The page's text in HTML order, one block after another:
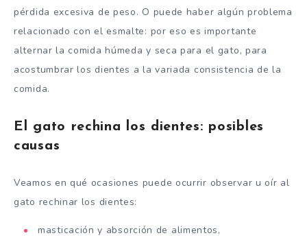
pérdida excesiva de peso. O puede haber algún problema
relacionado con el esmalte: por eso es importante
alternar la comida húmeda y seca para el gato, para
acostumbrar los dientes a la variada consistencia de la
comida.
El gato rechina los dientes: posibles
causas
Veamos en qué ocasiones puede ocurrir observar u oír al
gato rechinar los dientes:
masticación y absorción de alimentos,